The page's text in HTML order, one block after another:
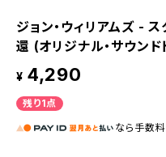
ジョン・ウィリアムズ -
還 (オリジナル・サウン
¥ 4,290
残り1点
なら 手数